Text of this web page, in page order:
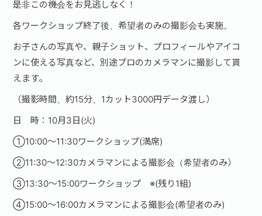
是非この機会をお見逃しなく！
各ワークショップ終了後、希望者のみの撮影会も実施。
お子さんの写真や、親子ショット、プロフィールやアイコ
ンに使える写真など、別途プロのカメラマンに撮影して貰
えます。
（撮影時間、約15分、1カット3000円データ渡し）
日 時：10月3日(火)
①10:00〜11:30ワークショップ(満席)
②11:30〜12:30カメラマンによる撮影会（希望者のみ）
③13:30〜15:00ワークショップ ※(残り1組)
④15:00〜16:00カメラマンによる撮影会(希望者のみ)